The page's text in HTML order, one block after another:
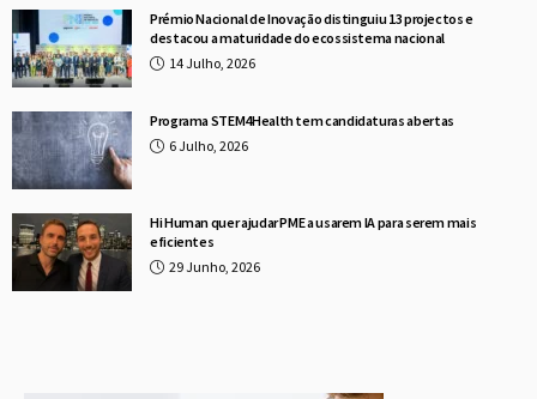
Prémio Nacional de Inovação distinguiu 13 projectos e
destacou a maturidade do ecossistema nacional
14 Julho, 2026
Programa STEM4Health tem candidaturas abertas
6 Julho, 2026
Hi Human quer ajudar PME a usarem IA para serem mais
eficientes
29 Junho, 2026